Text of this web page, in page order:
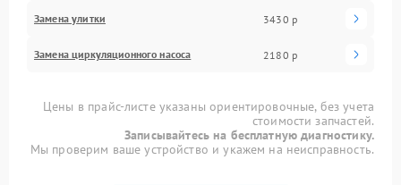
Замена улитки 3430 р
Замена циркуляционного насоса 2180 р
Цены в прайс-листе указаны ориентировочные, без учета
стоимости запчастей.
Записывайтесь на бесплатную диагностику.
Мы проверим ваше устройство и укажем на неисправность.